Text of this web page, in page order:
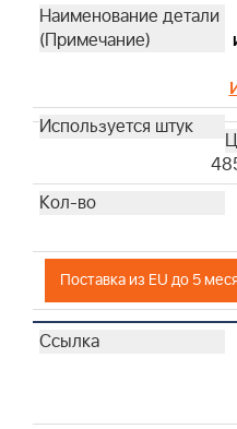
Поставка из EU до 5